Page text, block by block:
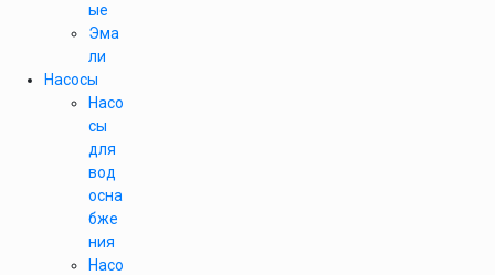
ые
Эма
ли
Насосы
Насо
сы
для
вод
осна
бже
ния
Насо